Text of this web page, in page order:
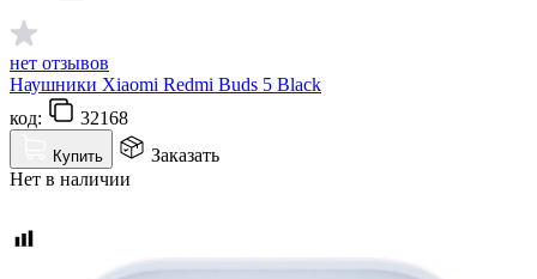
нет отзывов
Наушники Xiaomi Redmi Buds 5 Black
код:
32168
Купить
Заказать
Нет в наличии